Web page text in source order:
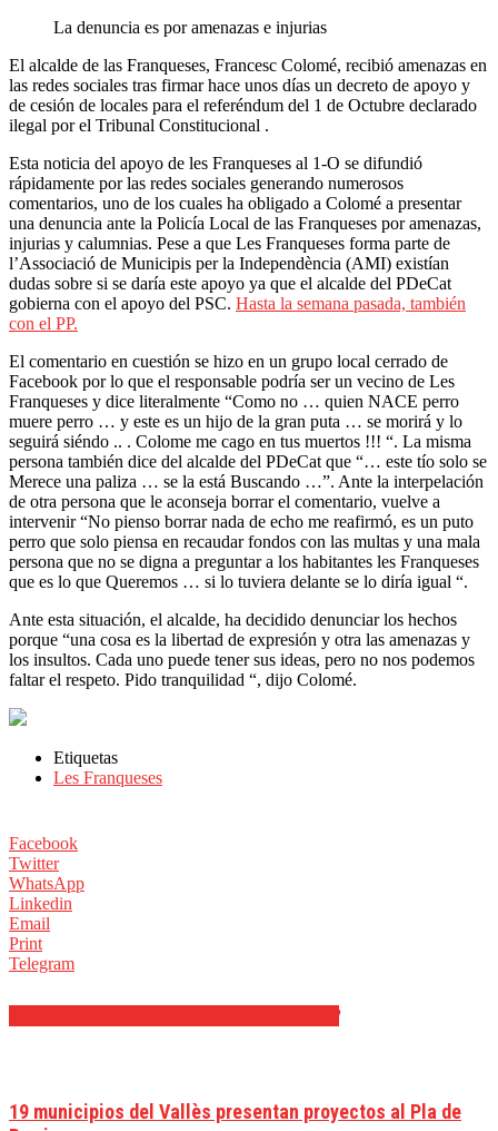
La denuncia es por amenazas e injurias
El alcalde de las Franqueses, Francesc Colomé, recibió amenazas en
las redes sociales tras firmar hace unos días un decreto de apoyo y
de cesión de locales para el referéndum del 1 de Octubre declarado
ilegal por el Tribunal Constitucional .
Esta noticia del apoyo de les Franqueses al 1-O se difundió
rápidamente por las redes sociales generando numerosos
comentarios, uno de los cuales ha obligado a Colomé a presentar
una denuncia ante la Policía Local de las Franqueses por amenazas,
injurias y calumnias. Pese a que Les Franqueses forma parte de
l’Associació de Municipis per la Independència (AMI) existían
dudas sobre si se daría este apoyo ya que el alcalde del PDeCat
gobierna con el apoyo del PSC. Hasta la semana pasada, también
con el PP.
El comentario en cuestión se hizo en un grupo local cerrado de
Facebook por lo que el responsable podría ser un vecino de Les
Franqueses y dice literalmente “Como no … quien NACE perro
muere perro … y este es un hijo de la gran puta … se morirá y lo
seguirá siéndo .. . Colome me cago en tus muertos !!! “. La misma
persona también dice del alcalde del PDeCat que “… este tío solo se
Merece una paliza … se la está Buscando …”. Ante la interpelación
de otra persona que le aconseja borrar el comentario, vuelve a
intervenir “No pienso borrar nada de echo me reafirmó, es un puto
perro que solo piensa en recaudar fondos con las multas y una mala
persona que no se digna a preguntar a los habitantes les Franqueses
que es lo que Queremos … si lo tuviera delante se lo diría igual “.
Ante esta situación, el alcalde, ha decidido denunciar los hechos
porque “una cosa es la libertad de expresión y otra las amenazas y
los insultos. Cada uno puede tener sus ideas, pero no nos podemos
faltar el respeto. Pido tranquilidad “, dijo Colomé.
Etiquetas
Les Franqueses
Facebook
Twitter
WhatsApp
Linkedin
Email
Print
Telegram
19 municipios del Vallès presentan proyectos al Pla de